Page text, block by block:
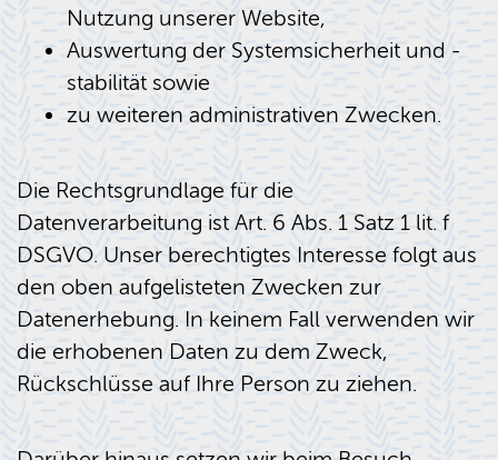
Nutzung unserer Website,
Auswertung der Systemsicherheit und -
stabilität sowie
zu weiteren administrativen Zwecken.
Die Rechtsgrundlage für die
Datenverarbeitung ist Art. 6 Abs. 1 Satz 1 lit. f
DSGVO. Unser berechtigtes Interesse folgt aus
den oben aufgelisteten Zwecken zur
Datenerhebung. In keinem Fall verwenden wir
die erhobenen Daten zu dem Zweck,
Rückschlüsse auf Ihre Person zu ziehen.